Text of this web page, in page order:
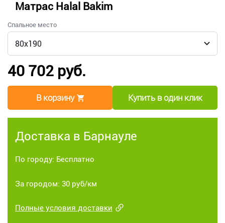
Матрас Halal Bakim
Спальное место
40 702 руб.
В корзину Купить в один клик
Доставка в Барнауле
По городу: Бесплатно
За городом: 30 руб/км
Полные условия доставки